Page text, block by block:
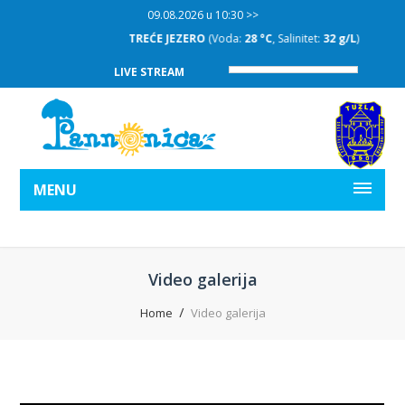
09.08.2026 u 10:30 >>
TREĆE JEZERO (Voda:28 °C, Salinitet:32 g/L)
LIVE STREAM
MENU
Video galerija
Home Video galerija